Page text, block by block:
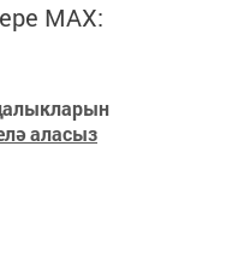
MАХ:
аласыз